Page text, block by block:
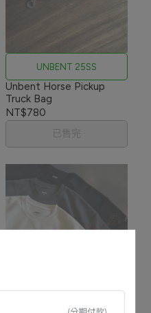
UNBENT 25SS
Unbent Horse Pickup
Truck Bag
NT$780
已售完